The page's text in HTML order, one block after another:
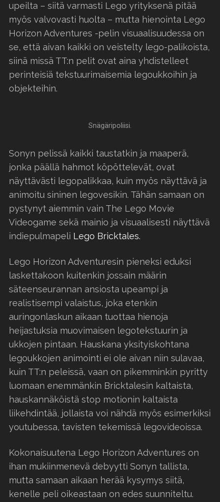
upeilta – siitä varmasti Lego yrityksenä pitää
myös valvovasti huolta – mutta hienointa Lego
Horizon Adventures -pelin visuaalisuudessa on
se, että aivan kaikki on veistelty lego-palikoista,
siinä missä TT:n pelit ovat aina yhdistelleet
perinteisiä tekstuurimaisemia legoukkoihin ja
objekteihin.
Snägäripoliisi.
Sonyn pelissä kaikki taustatkin ja maaperä,
jonka päällä hahmot köpöttelevät, ovat
näyttävästi legopalikkaa, kuin myös näyttävä ja
animoitu sininen legovesikin. Tähän samaan on
pystynyt aiemmin vain The Lego Movie
Videogame sekä mainio ja visuaalisesti näyttävä
indiepulmapeli Lego Bricktales.
Lego Horizon Adventuresin pieneksi eduksi
laskettakoon kuitenkin jossain määrin
säteenseurannan ansiosta upeampi ja
realistisempi valaistus, joka etenkin
auringonlaskun aikaan tuottaa hienoja
heijastuksia muovimaisen legotekstuurin ja
ukkojen pintaan. Hauskana yksityiskohtana
legoukkojen animointi ei ole aivan niin sulavaa,
kuin TT:n peleissä, vaan on pikemminkin pyritty
luomaan enemmänkin Bricktalesin kaltaista,
hauskannäköistä stop motionin kaltaista
liikehdintää, jollaista voi nähdä myös esimerkiksi
youtubessa, tavisten tekemissä legovideoissa.
Kokonaisuutena Lego Horizon Adventures on
ihan mukiinmenevä debyytti Sonyn tallista,
mutta samaan aikaan herää kysymys siitä,
kenelle peli oikeastaan on edes suunniteltu.